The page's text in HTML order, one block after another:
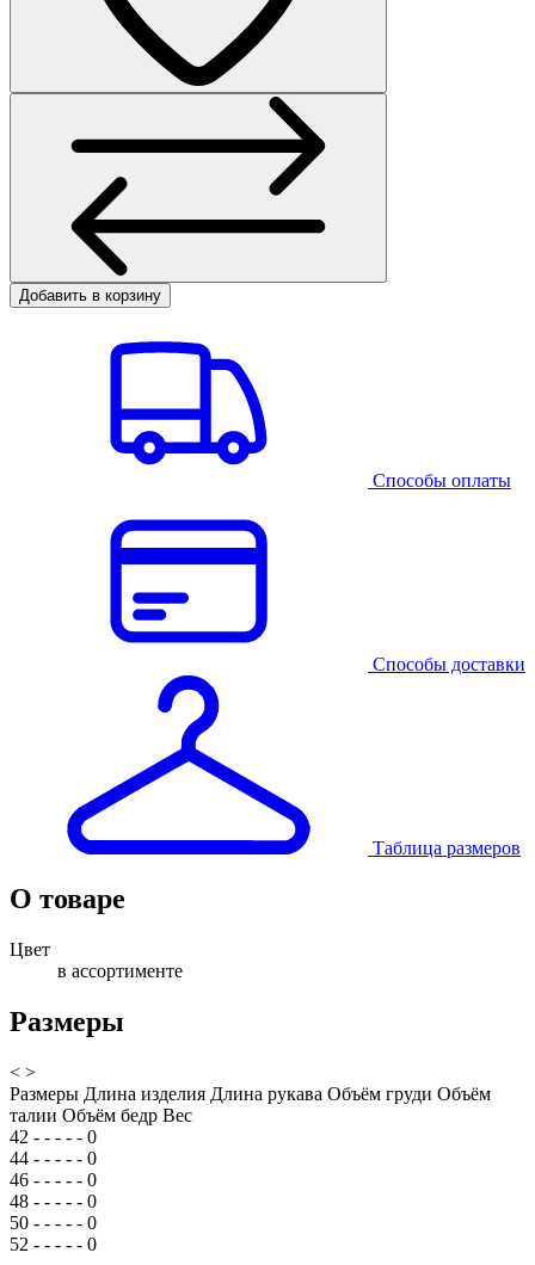
Добавить в корзину
Способы оплаты
Способы доставки
Таблица размеров
О товаре
Цвет
в ассортименте
Размеры
< >
Размеры Длина изделия Длина рукава Объём груди Объём
талии Объём бедр Вес
42 - - - - - 0
44 - - - - - 0
46 - - - - - 0
48 - - - - - 0
50 - - - - - 0
52 - - - - - 0